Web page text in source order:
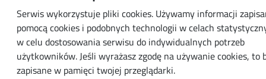
Serwis wykorzystuje pliki cookies. Używamy informacji
pomocą cookies i podobnych technologii w celach
w celu dostosowania serwisu do indywidualnych potrzeb
użytkowników. Jeśli wyrażasz zgodę na używanie cookies, to
zapisane w pamięci twojej przeglądarki.